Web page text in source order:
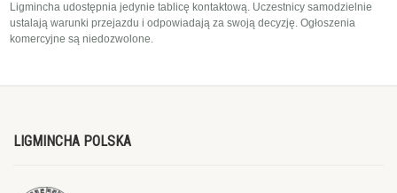
Ligmincha udostępnia jedynie tablicę kontaktową. Uczestnicy samodzielnie
ustalają warunki przejazdu i odpowiadają za swoją decyzję. Ogłoszenia
komercyjne są niedozwolone.
LIGMINCHA POLSKA